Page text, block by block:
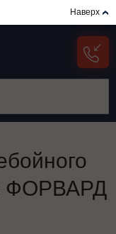
Наверх
ФОРВАРД